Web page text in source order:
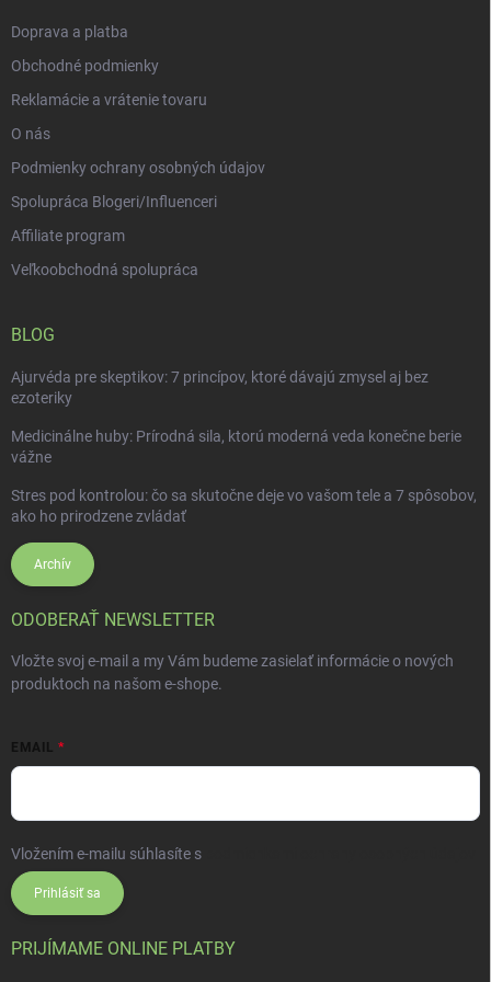
Doprava a platba
Obchodné podmienky
Reklamácie a vrátenie tovaru
O nás
Podmienky ochrany osobných údajov
Spolupráca Blogeri/Influenceri
Affiliate program
Veľkoobchodná spolupráca
BLOG
Ajurvéda pre skeptikov: 7 princípov, ktoré dávajú zmysel aj bez
ezoteriky
Medicinálne huby: Prírodná sila, ktorú moderná veda konečne berie
vážne
Stres pod kontrolou: čo sa skutočne deje vo vašom tele a 7 spôsobov,
ako ho prirodzene zvládať
Archív
ODOBERAŤ NEWSLETTER
Vložte svoj e-mail a my Vám budeme zasielať informácie o nových
produktoch na našom e-shope.
EMAIL
Vložením e-mailu súhlasíte s
Prihlásiť sa
PRIJÍMAME ONLINE PLATBY